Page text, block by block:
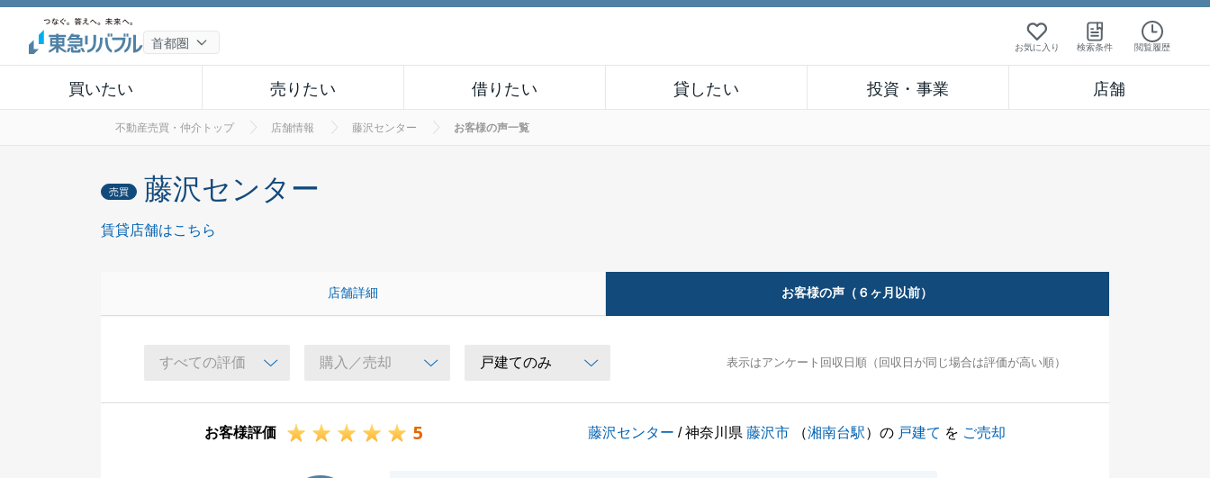
お気に入り 検索条件 閲覧履歴
買いたい 売りたい 借りたい 貸したい 投資・事業 店舗
不動産売買・仲介トップ 店舗情報 藤沢センター お客様の声一覧
売買 藤沢センター
賃貸店舗はこちら
店舗詳細 お客様の声（６ヶ月以前）
表示はアンケート回収日順（回収日が同じ場合は評価が高い順）
お客様評価 5 藤沢センター / 神奈川県藤沢市 （湘南台駅）の 戸建て を ご売却